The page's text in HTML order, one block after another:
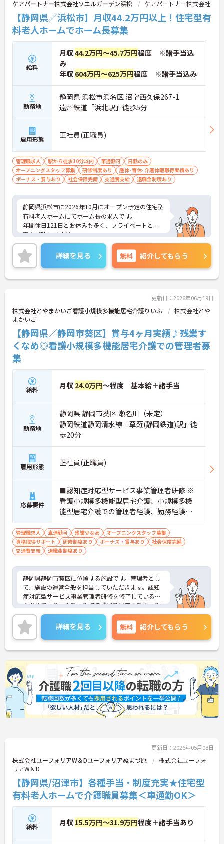
ケアパートナー株式会社ソエルガーデン浜松 ケアパートナー株式会社
【静岡県／浜松市】月収44.2万円以上！住宅型有
料老人ホームでホーム長募集
給料
月収44.2万円～45.7万円程度 ※諸手当込
み
年収 604万円～625万円程度 ※諸手当込み
勤務地
静岡県 浜松市浜名区 沼字西久保267-1
遠州鉄道「浜北駅」徒歩5分
雇用形態 正社員(正職員)
管理職求人 駅から徒歩10分以内 車通勤可
日勤のみ
オープニングスタッフ募集
研修制度あり
産休･育休･介護休暇取得実績あり
ボーナス・賞与あり
社会保険完備 交通費支給 退職金制度あり
静岡県浜松市に2026年10月にオープン予定の住宅型
有料老人ホームにてホーム長の求人です。
年間休日121日とお休みも多く、プライベートとの
両立が叶います◎
月収44.2万円以上と高給与で、福利厚生も充実して
いるので、安心して長く勤務していただけます。
ご興味のある方には、詳細をご案内しますのでお気
軽にご相談ください！
詳細を見る 無料 紹介してもらう
更新日：2026年06月19日
株式会社とやまかいご看護小規模多機能居宅介護りいふ
株式会社とや
まかいご
【静岡県／静岡市葵区】賞与4ヶ月実績♪残業す
くなめ◎看護小規模多機能居宅介護での管理者募
集
給料 月収 24.0万円～程度 基本給＋諸手当
勤務地
静岡県 静岡市葵区 瀬名川（未定）
静岡鉄道静岡清水線「草薙(静岡鉄道)駅」徒
歩20分
雇用形態 正社員(正職員)
応募要件
■認知症対応型サービス事業管理者研修 ※
看護小規模多機能型居宅介護、小規模多機
能型居宅介護での管理者経験、勤務経験、
他老人施設での管理者経験 ＜求める人物像
＞チームワークを大切にできる方
管理職求人 車通勤可 残業少なめ
オープニングスタッフ募集
資格取得サポート
研修制度あり ボーナス・賞与あり
社会保険完備
交通費支給
退職金制度あり
静岡県静岡市葵区に位置する施設です。管理者とし
て、施設の運営全般を担当していただきます。認知
症対応型サービス事業管理者研修を修了している方
を求めており、看護小規模多機能型居宅介護や小規
模多機能型居宅介護での管理者経験がある方が対象
です。先輩管理者からのしっかりとしたフォローが
あり、相談しやすい環境が整っています。また、エ
リアマネージャーへのキャリアアップも目指せるた
め、成長を実感できる職場です。安定した母体のも
とで、将来性のある職場で働きませんか？ご興味の
ある方は詳細等をお伝えしますので、お気軽にお問
い合わせください。
詳細を見る 無料 紹介してもらう
更新日：2026年05月08日
株式会社ユーフォリアW＆Dユーフォリアぬまづ原
株式会社ユーフォ
リアW＆D
【静岡県/沼津市】各種手当・制度充実★住宅型
有料老人ホームで介護職員募集＜車通勤OK＞
給料 月収 15.5万円～31.9万円程度＋諸手当あり